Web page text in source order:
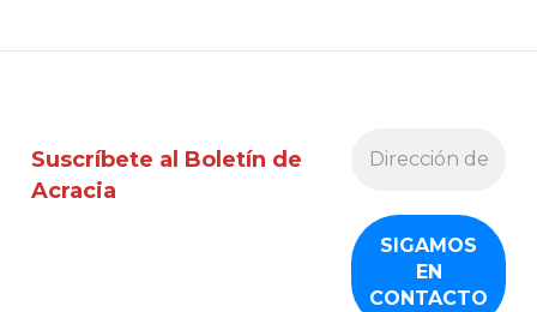
Suscríbete al Boletín de
Acracia